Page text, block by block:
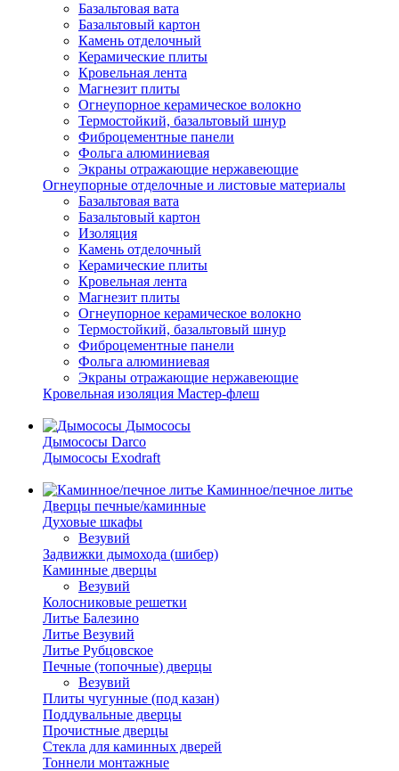
Базальтовая вата
Базальтовый картон
Камень отделочный
Керамические плиты
Кровельная лента
Магнезит плиты
Огнеупорное керамическое волокно
Термостойкий, базальтовый шнур
Фиброцементные панели
Фольга алюминиевая
Экраны отражающие нержавеющие
Огнеупорные отделочные и листовые материалы
Базальтовая вата
Базальтовый картон
Изоляция
Камень отделочный
Керамические плиты
Кровельная лента
Магнезит плиты
Огнеупорное керамическое волокно
Термостойкий, базальтовый шнур
Фиброцементные панели
Фольга алюминиевая
Экраны отражающие нержавеющие
Кровельная изоляция Мастер-флеш
Дымососы
Дымососы Darco
Дымососы Exodraft
Каминное/печное литье
Дверцы печные/каминные
Духовые шкафы
Везувий
Задвижки дымохода (шибер)
Каминные дверцы
Везувий
Колосниковые решетки
Литье Балезино
Литье Везувий
Литье Рубцовское
Печные (топочные) дверцы
Везувий
Плиты чугунные (под казан)
Поддувальные дверцы
Прочистные дверцы
Стекла для каминных дверей
Тоннели монтажные